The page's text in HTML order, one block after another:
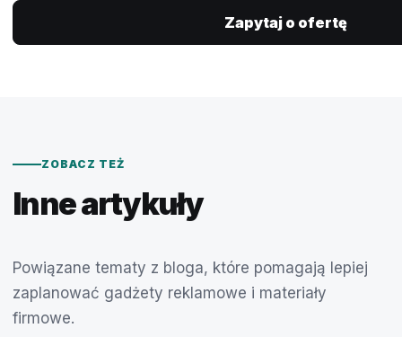
Zapytaj o ofertę
ZOBACZ TEŻ
Inne artykuły
Powiązane tematy z bloga, które pomagają lepiej
zaplanować gadżety reklamowe i materiały
firmowe.